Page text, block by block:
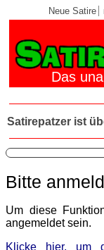
Neue Satire
Das
Satirepatzer ist
Bitte
Um diese
angemeldet sein.
Klicke hier, um